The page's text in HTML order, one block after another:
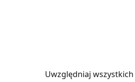
Uwzględniaj